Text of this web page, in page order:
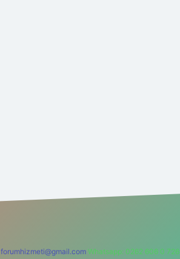
forumhizmeti@gmail.com Whatsapp: 0262 606 0 726